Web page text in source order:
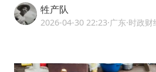
牲产队
2026-04-30 22:23·广东